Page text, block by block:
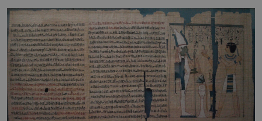
nebo Leonarda DiCapria. Na Blízkém východě a v
židovských komunitách po celém světě, je